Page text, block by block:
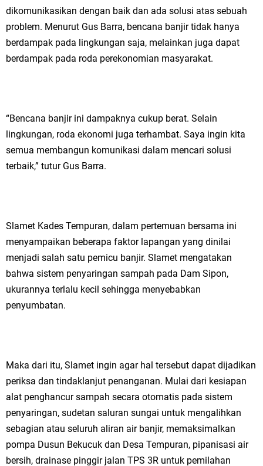
dikomunikasikan dengan baik dan ada solusi atas sebuah
problem. Menurut Gus Barra, bencana banjir tidak hanya
berdampak pada lingkungan saja, melainkan juga dapat
berdampak pada roda perekonomian masyarakat.
“Bencana banjir ini dampaknya cukup berat. Selain
lingkungan, roda ekonomi juga terhambat. Saya ingin kita
semua membangun komunikasi dalam mencari solusi
terbaik,” tutur Gus Barra.
Slamet Kades Tempuran, dalam pertemuan bersama ini
menyampaikan beberapa faktor lapangan yang dinilai
menjadi salah satu pemicu banjir. Slamet mengatakan
bahwa sistem penyaringan sampah pada Dam Sipon,
ukurannya terlalu kecil sehingga menyebabkan
penyumbatan.
Maka dari itu, Slamet ingin agar hal tersebut dapat dijadikan
periksa dan tindaklanjut penanganan. Mulai dari kesiapan
alat penghancur sampah secara otomatis pada sistem
penyaringan, sudetan saluran sungai untuk mengalihkan
sebagian atau seluruh aliran air banjir, memaksimalkan
pompa Dusun Bekucuk dan Desa Tempuran, pipanisasi air
bersih, drainase pinggir jalan TPS 3R untuk pemilahan